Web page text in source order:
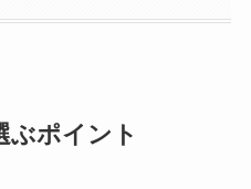
ぶポイント